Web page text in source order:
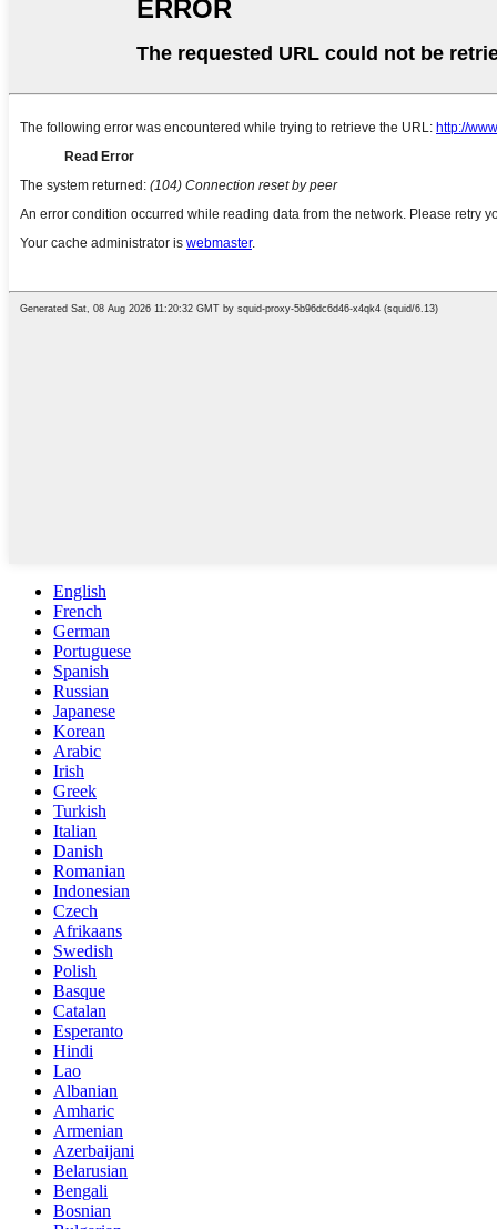
English
French
German
Portuguese
Spanish
Russian
Japanese
Korean
Arabic
Irish
Greek
Turkish
Italian
Danish
Romanian
Indonesian
Czech
Afrikaans
Swedish
Polish
Basque
Catalan
Esperanto
Hindi
Lao
Albanian
Amharic
Armenian
Azerbaijani
Belarusian
Bengali
Bosnian